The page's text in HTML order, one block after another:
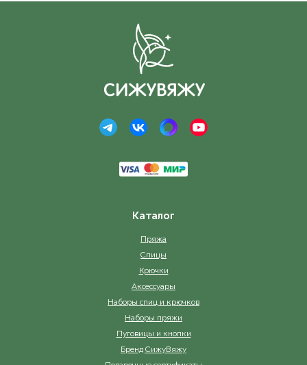
Каталог
Пряжа
Спицы
Крючки
Аксессуары
Наборы спиц и крючков
Наборы пряжи
Пуговицы и кнопки
Бренд СижуВяжу